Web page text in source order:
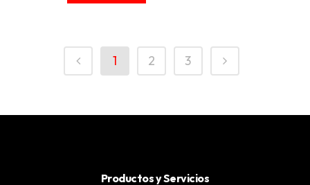
1 2 3
Productos y Servicios